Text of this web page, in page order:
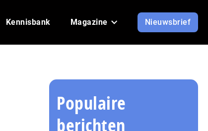
Kennisbank Magazine Nieuwsbrief
Populaire
berichten